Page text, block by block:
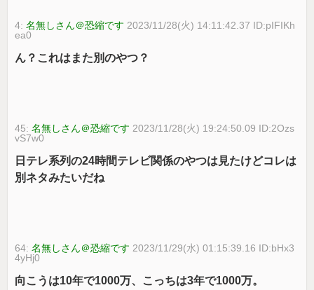
4:名無しさん＠恐縮です 2023/11/28(火) 14:11:42.37 ID:pIFIKh
ea0
ん？これはまた別のやつ？
45:名無しさん＠恐縮です 2023/11/28(火) 19:24:50.09 ID:2Ozs
vS7w0
日テレ系列の24時間テレビ関係のやつは見たけどコレは
別ネタみたいだね
64:名無しさん＠恐縮です 2023/11/29(水) 01:15:39.16 ID:bHx3
4yHj0
向こうは10年で1000万、こっちは3年で1000万。